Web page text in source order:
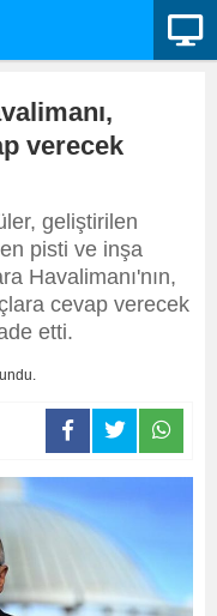
verecek
geliştirilen
pisti ve inşa
Havalimanı'nın,
cevap verecek
etti.